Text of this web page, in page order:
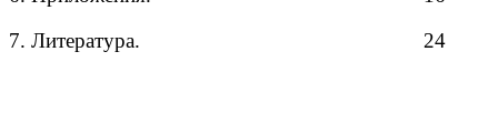
7. Литература.
24